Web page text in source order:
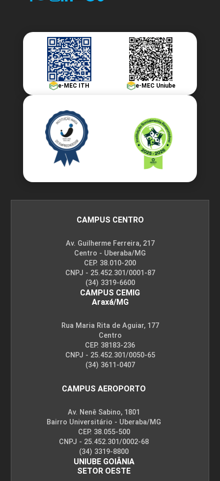
e-MEC ITH e-MEC Uniube
CAMPUS CENTRO
Av. Guilherme Ferreira, 217
Centro - Uberaba/MG
CEP. 38.010-200
CNPJ - 25.452.301/0001-87
(34) 3319-6600
CAMPUS CEMIG
Araxá/MG
Rua Maria Rita de Aguiar, 177
Centro
CEP. 38183-236
CNPJ - 25.452.301/0050-65
(34) 3611-0407
CAMPUS AEROPORTO
Av. Nenê Sabino, 1801
Bairro Universitário - Uberaba/MG
CEP. 38.055-500
CNPJ - 25.452.301/0002-68
(34) 3319-8800
UNIUBE GOIÂNIA
SETOR OESTE